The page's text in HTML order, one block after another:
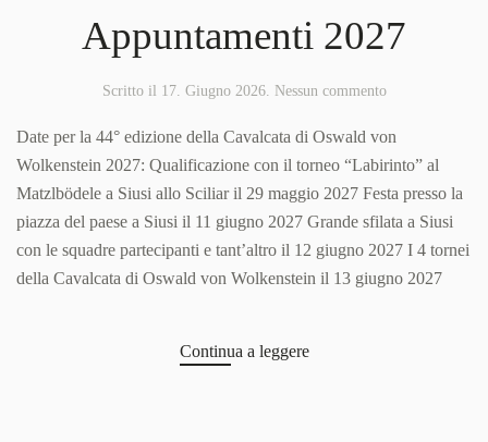
Appuntamenti 2027
Scritto il 17. Giugno 2026. Nessun commentosu
2027
Date per la 44° edizione della Cavalcata di Oswald von
Wolkenstein 2027: Qualificazione con il torneo “Labirinto” al
Matzlbödele a Siusi allo Sciliar il 29 maggio 2027 Festa presso la
piazza del paese a Siusi il 11 giugno 2027 Grande sfilata a Siusi
con le squadre partecipanti e tant’altro il 12 giugno 2027 I 4 tornei
della Cavalcata di Oswald von Wolkenstein il 13 giugno 2027
Continua a leggere